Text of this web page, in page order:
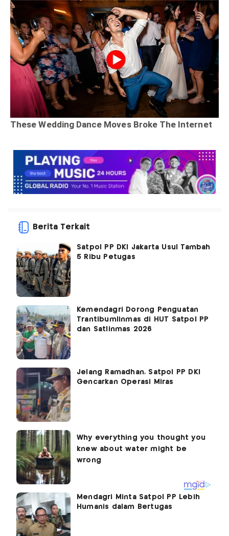
Berita Terkait
Satpol PP DKI Jakarta Usul Tambah
5 Ribu Petugas
Kemendagri Dorong Penguatan
Trantibumlinmas di HUT Satpol PP
dan Satlinmas 2026
Jelang Ramadhan, Satpol PP DKI
Gencarkan Operasi Miras
Mendagri Minta Satpol PP Lebih
Humanis dalam Bertugas